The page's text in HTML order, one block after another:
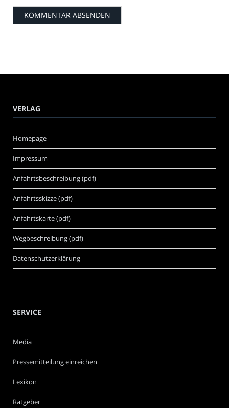
VERLAG
Homepage
Impressum
Anfahrtsbeschreibung (pdf)
Anfahrtsskizze (pdf)
Anfahrtskarte (pdf)
Wegbeschreibung (pdf)
Datenschutzerklärung
SERVICE
Media
Pressemitteilung einreichen
Lexikon
Ratgeber